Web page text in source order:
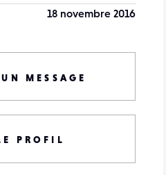
18 novembre 2016
MESSAGE
PROFIL